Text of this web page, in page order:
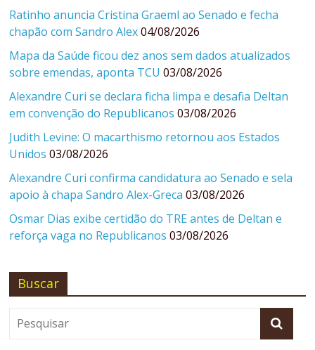
Ratinho anuncia Cristina Graeml ao Senado e fecha
chapão com Sandro Alex 04/08/2026
Mapa da Saúde ficou dez anos sem dados atualizados
sobre emendas, aponta TCU 03/08/2026
Alexandre Curi se declara ficha limpa e desafia Deltan
em convenção do Republicanos 03/08/2026
Judith Levine: O macarthismo retornou aos Estados
Unidos 03/08/2026
Alexandre Curi confirma candidatura ao Senado e sela
apoio à chapa Sandro Alex-Greca 03/08/2026
Osmar Dias exibe certidão do TRE antes de Deltan e
reforça vaga no Republicanos 03/08/2026
Buscar